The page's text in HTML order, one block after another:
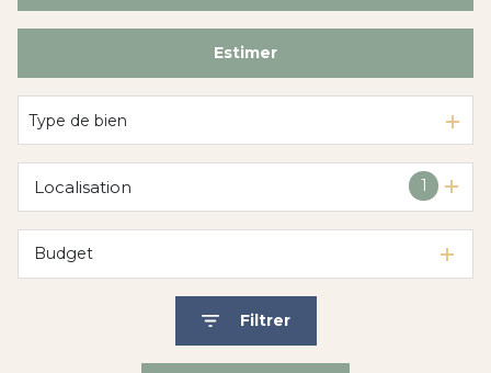
De l'immo pro
De l'immo pro
Estimer
Type de bien
1
Localisation
Budget
Filtrer